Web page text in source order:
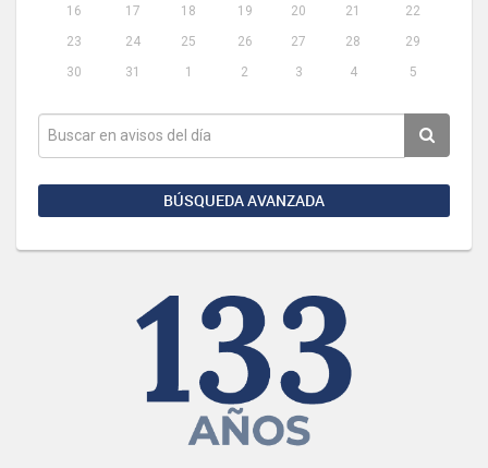
16
17 18 19 20 21
22
23
24 25 26 27 28
29
30
31 1 2 3 4 5
BÚSQUEDA AVANZADA